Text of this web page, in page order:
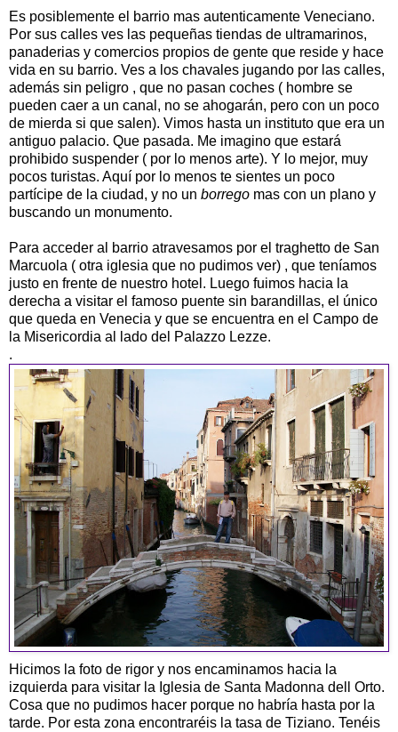
Es posiblemente el barrio mas autenticamente Veneciano.
Por sus calles ves las pequeñas tiendas de ultramarinos,
panaderias y comercios propios de gente que reside y hace
vida en su barrio. Ves a los chavales jugando por las calles,
además sin peligro , que no pasan coches ( hombre se
pueden caer a un canal, no se ahogarán, pero con un poco
de mierda si que salen). Vimos hasta un instituto que era un
antiguo palacio. Que pasada. Me imagino que estará
prohibido suspender ( por lo menos arte). Y lo mejor, muy
pocos turistas. Aquí por lo menos te sientes un poco
partícipe de la ciudad, y no un borrego mas con un plano y
buscando un monumento.
Para acceder al barrio atravesamos por el traghetto de San
Marcuola ( otra iglesia que no pudimos ver) , que teníamos
justo en frente de nuestro hotel. Luego fuimos hacia la
derecha a visitar el famoso puente sin barandillas, el único
que queda en Venecia y que se encuentra en el Campo de
la Misericordia al lado del Palazzo Lezze.
.
Hicimos la foto de rigor y nos encaminamos hacia la
izquierda para visitar la Iglesia de Santa Madonna dell Orto.
Cosa que no pudimos hacer porque no habría hasta por la
tarde. Por esta zona encontraréis la tasa de Tiziano. Tenéis